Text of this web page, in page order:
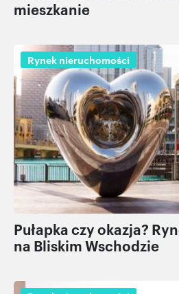
mieszkanie
Rynek nieruchomości
Pułapka czy okazja?
na Bliskim Wschodzie